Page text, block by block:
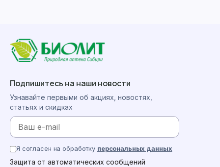
Подпишитесь на наши новости
Узнавайте первыми об акциях, новостях,
статьях и скидках
Я согласен на обработку персональных данных
Защита от автоматических сообщений